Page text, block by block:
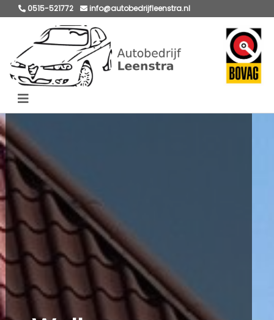
0515-521772 info@autobedrijfleenstra.nl